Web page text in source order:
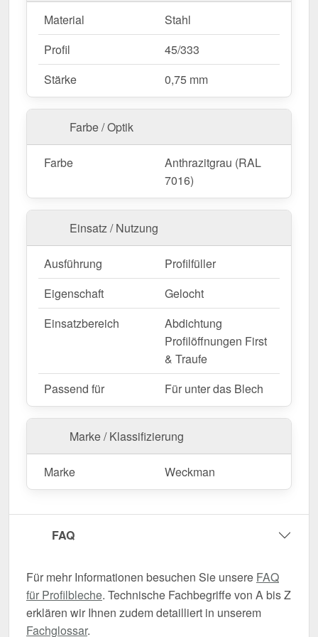
Material
Stahl
Profil
45/333
Stärke
0,75 mm
Farbe / Optik
Farbe
Anthrazitgrau (RAL
7016)
Einsatz / Nutzung
Ausführung
Profilfüller
Eigenschaft
Gelocht
Einsatzbereich
Abdichtung
Profilöffnungen First
& Traufe
Passend für
Für unter das Blech
Marke / Klassifizierung
Marke Weckman
FAQ
Für mehr Informationen besuchen Sie unsere FAQ
für Profilbleche. Technische Fachbegriffe von A bis Z
erklären wir Ihnen zudem detailliert in unserem
Fachglossar.